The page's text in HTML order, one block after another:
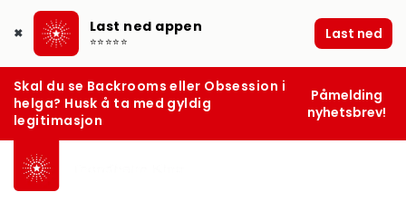
✖ Last ned appen
⭐⭐⭐⭐⭐ Last ned
Skal du se Backrooms eller Obsession i
helga? Husk å ta med gyldig
legitimasjon
Påmelding
nyhetsbrev!